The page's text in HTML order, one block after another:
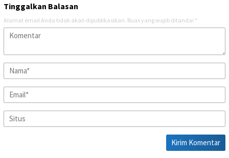
Tinggalkan Balasan
Alamat email Anda tidak akan dipublikasikan. Ruas yang wajib ditandai *